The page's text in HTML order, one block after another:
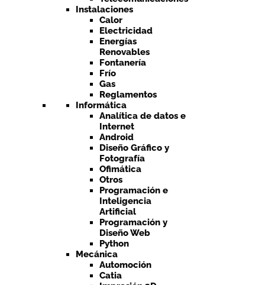
Instalaciones
Calor
Electricidad
Energías
Renovables
Fontanería
Frío
Gas
Reglamentos
Informática
Analítica de datos e
Internet
Android
Diseño Gráfico y
Fotografía
Ofimática
Otros
Programación e
Inteligencia
Artificial
Programación y
Diseño Web
Python
Mecánica
Automoción
Catia